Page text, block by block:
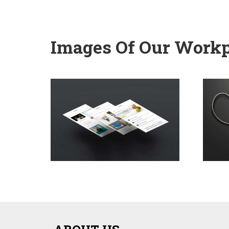
Images Of Our